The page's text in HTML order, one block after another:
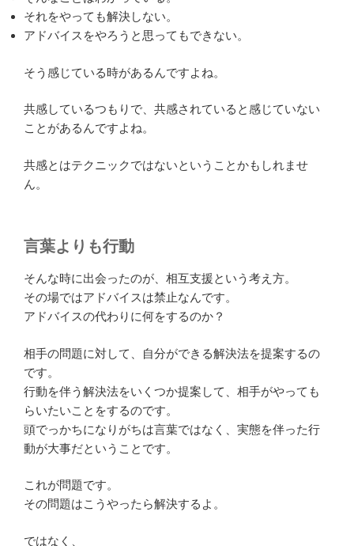
それをやっても解決しない。
アドバイスをやろうと思ってもできない。
そう感じている時があるんですよね。
共感しているつもりで、共感されていると感じていない
ことがあるんですよね。
共感とはテクニックではないということかもしれませ
ん。
言葉よりも行動
そんな時に出会ったのが、相互支援という考え方。
その場ではアドバイスは禁止なんです。
アドバイスの代わりに何をするのか？
相手の問題に対して、自分ができる解決法を提案するの
です。
行動を伴う解決法をいくつか提案して、相手がやっても
らいたいことをするのです。
頭でっかちになりがちは言葉ではなく、実態を伴った行
動が大事だということです。
これが問題です。
その問題はこうやったら解決するよ。
ではなく、